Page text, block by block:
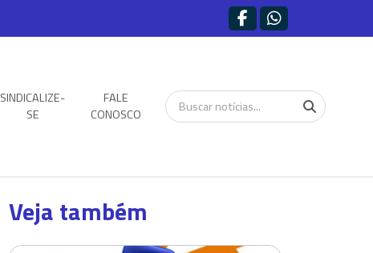
SINDICALIZE-
SE
FALE
CONOSCO
Veja também